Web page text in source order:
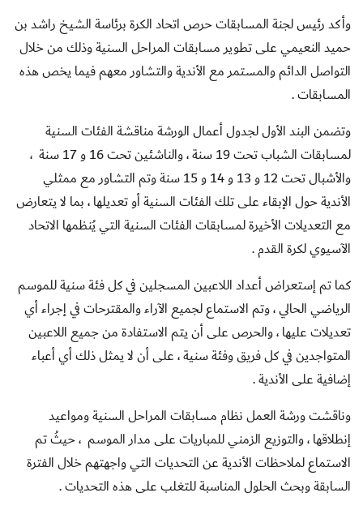
وأكد رئيس لجنة المسابقات حرص اتحاد الكرة برئاسة الشيخ راشد بن
حميد النعيمي على تطوير مسابقات المراحل السنية وذلك من خلال
التواصل الدائم والمستمر مع الأندية والتشاور معهم فيما يخص هذه
المسابقات .
وتضمن البند الأول لجدول أعمال الورشة مناقشة الفئات السنية
لمسابقات الشباب تحت 19 سنة ، والناشئين تحت 16 و 17 سنة ،
والأشبال تحت 12 و 13 و 14 و 15 سنة وتم التشاور مع ممثلي
الأندية حول الإبقاء على تلك الفئات السنية أو تعديلها ، بما لا يتعارض
مع التعديلات الأخيرة لمسابقات الفئات السنية التي يُنظمها الاتحاد
الآسيوي لكرة القدم .
كما تم إستعراض أعداد اللاعبين المسجلين في كل فئة سنية للموسم
الرياضي الحالي ، وتم الاستماع لجميع الآراء والمقترحات في إجراء أي
تعديلات عليها ، والحرص على أن يتم الاستفادة من جميع اللاعبين
المتواجدين في كل فريق وفئة سنية ، على أن لا يمثل ذلك أي أعباء
إضافية على الأندية .
وناقشت ورشة العمل نظام مسابقات المراحل السنية ومواعيد
إنطلاقها ، والتوزيع الزمني للمباريات على مدار الموسم ، حيثُ تم
الاستماع لملاحظات الأندية عن التحديات التي واجهتهم خلال الفترة
السابقة وبحث الحلول المناسبة للتغلب على هذه التحديات .